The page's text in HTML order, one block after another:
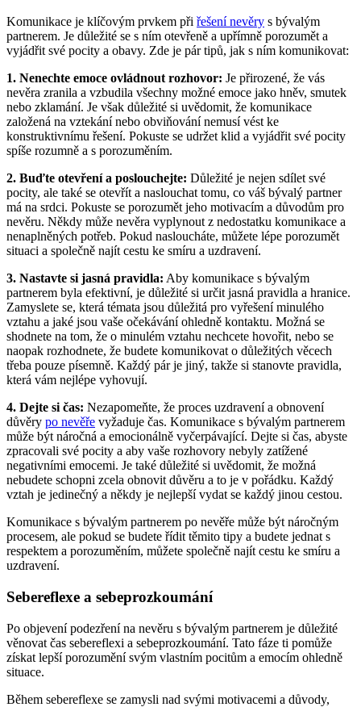
Komunikace je klíčovým prvkem při řešení nevěry s bývalým
partnerem. Je důležité se s ním otevřeně a upřímně porozumět a
vyjádřit své pocity a obavy. Zde je pár tipů, jak s ním komunikovat:
1. Nenechte emoce ovládnout rozhovor: Je přirozené, že vás
nevěra zranila a vzbudila všechny možné emoce jako hněv, smutek
nebo zklamání. Je však důležité si uvědomit, že komunikace
založená na vztekání nebo obviňování nemusí vést ke
konstruktivnímu řešení. Pokuste se udržet klid a vyjádřit své pocity
spíše rozumně a s porozuměním.
2. Buďte otevření a poslouchejte: Důležité je nejen sdílet své
pocity, ale také se otevřít a naslouchat tomu, co váš bývalý partner
má na srdci. Pokuste se porozumět jeho motivacím a důvodům pro
nevěru. Někdy může nevěra vyplynout z nedostatku komunikace a
nenaplněných potřeb. Pokud nasloucháte, můžete lépe porozumět
situaci a společně najít cestu ke smíru a uzdravení.
3. Nastavte si jasná pravidla: Aby komunikace s bývalým
partnerem byla efektivní, je důležité si určit jasná pravidla a hranice.
Zamyslete se, která témata jsou důležitá pro vyřešení minulého
vztahu a jaké jsou vaše očekávání ohledně kontaktu. Možná se
shodnete na tom, že o minulém vztahu nechcete hovořit, nebo se
naopak rozhodnete, že budete komunikovat o důležitých věcech
třeba pouze písemně. Každý pár je jiný, takže si stanovte pravidla,
která vám nejlépe vyhovují.
4. Dejte si čas: Nezapomeňte, že proces uzdravení a obnovení
důvěry po nevěře vyžaduje čas. Komunikace s bývalým partnerem
může být náročná a emocionálně vyčerpávající. Dejte si čas, abyste
zpracovali své pocity a aby vaše rozhovory nebyly zatížené
negativními emocemi. Je také důležité si uvědomit, že možná
nebudete schopni zcela obnovit důvěru a to je v pořádku. Každý
vztah je jedinečný a někdy je nejlepší vydat se každý jinou cestou.
Komunikace s bývalým partnerem po nevěře může být náročným
procesem, ale pokud se budete řídit těmito tipy a budete jednat s
respektem a porozuměním, můžete společně najít cestu ke smíru a
uzdravení.
Sebereflexe a sebeprozkoumání
Po objevení podezření na nevěru s bývalým partnerem je důležité
věnovat čas sebereflexi a sebeprozkoumání. Tato fáze ti pomůže
získat lepší porozumění svým vlastním pocitům a emocím ohledně
situace.
Během sebereflexe se zamysli nad svými motivacemi a důvody,